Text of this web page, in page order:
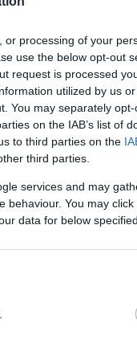
or processing of your
use the below opt-out
request is processed
utilized by us
You may separately
on the IAB’s list of
to third parties on the
third parties.
services and may
behaviour. You may
data for below
και
Καρμόνα,
Μπενίτο